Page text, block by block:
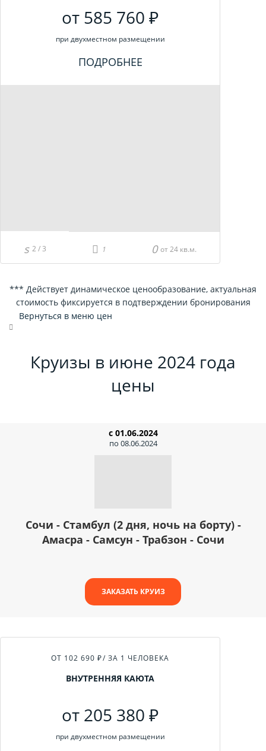
от 585 760 ₽
при двухместном размещении
ПОДРОБНЕЕ
2 / 3 от 24 кв.м.
*** Действует динамическое ценообразование, актуальная
стоимость фиксируется в подтверждении бронирования
Вернуться в меню цен
Круизы в июне 2024 года
цены
с 01.06.2024
по 08.06.2024
Сочи - Стамбул (2 дня, ночь на борту) -
Амасра - Самсун - Трабзон - Сочи
ЗАКАЗАТЬ КРУИЗ
ОТ 102 690 ₽/ ЗА 1 ЧЕЛОВЕКА
ВНУТРЕННЯЯ КАЮТА
от 205 380 ₽
при двухместном размещении